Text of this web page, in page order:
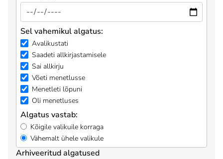
Sel vahemikul algatus:
Avalikustati
Saadeti allkirjastamisele
Sai allkirju
Võeti menetlusse
Menetleti lõpuni
Oli menetluses
Algatus vastab:
Kõigile valikuile korraga
Vähemalt ühele valikule
Arhiveeritud algatused